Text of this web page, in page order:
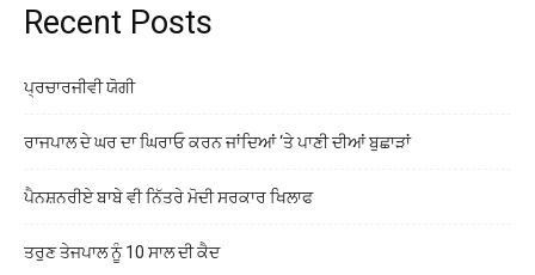
Recent Posts
ਪ੍ਰਚਾਰਜੀਵੀ ਯੋਗੀ
ਰਾਜਪਾਲ ਦੇ ਘਰ ਦਾ ਘਿਰਾਓ ਕਰਨ ਜਾਂਦਿਆਂ ‘ਤੇ ਪਾਣੀ ਦੀਆਂ ਬੁਛਾੜਾਂ
ਪੈਨਸ਼ਨਰੀਏ ਬਾਬੇ ਵੀ ਨਿੱਤਰੇ ਮੋਦੀ ਸਰਕਾਰ ਖਿਲਾਫ
ਤਰੁਣ ਤੇਜਪਾਲ ਨੂੰ 10 ਸਾਲ ਦੀ ਕੈਦ